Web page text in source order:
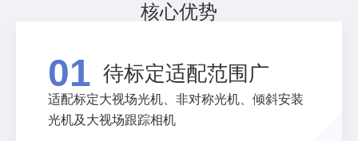
核心优势
01 待标定适配范围广
适配标定大视场光机、非对称光机、倾斜安装
光机及大视场跟踪相机